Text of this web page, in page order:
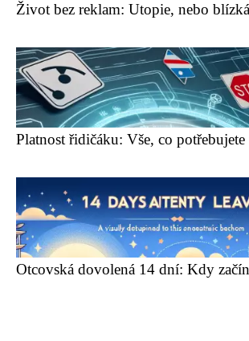
Život bez reklam: Utopie, nebo
Platnost řidičáku: Vše, co potřebujete
Otcovská dovolená 14 dní: Kdy